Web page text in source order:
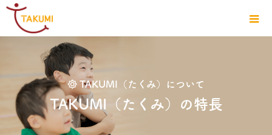
TAKUMI（たくみ）について
TAKUMI（たくみ）の特長